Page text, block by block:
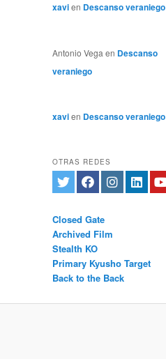
xavien Descanso veraniego
Antonio Vega en Descanso
veraniego
xavien Descanso veraniego
OTRAS REDES
Closed Gate
Archived Film
Stealth KO
Primary Kyusho Target
Back to the Back